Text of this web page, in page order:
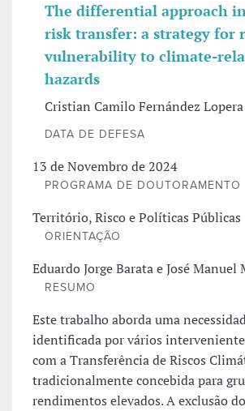
The differential approach
risk transfer: a strategy for
vulnerability to climate-
hazards
Cristian Camilo Fernández Lopera
DATA DE DEFESA
13 de Novembro de 2024
PROGRAMA DE DOUTORAMENTO
Território, Risco e Políticas Públicas
ORIENTAÇÃO
Eduardo Jorge Barata e José Manuel
RESUMO
Este trabalho aborda uma
identificada por vários
com a Transferência de Riscos
tradicionalmente concebida para
rendimentos elevados. A exclusão